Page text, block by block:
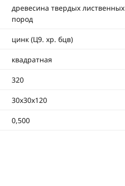
древесина твердых лиственных
пород
цинк (Ц9. хр. бцв)
квадратная
320
30х30х120
0,500